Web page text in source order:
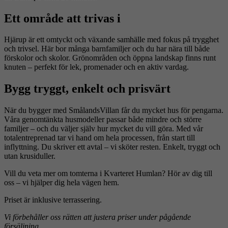
Ett område att trivas i
Hjärup är ett omtyckt och växande samhälle med fokus på trygghet
och trivsel. Här bor många barnfamiljer och du har nära till både
förskolor och skolor. Grönområden och öppna landskap finns runt
knuten – perfekt för lek, promenader och en aktiv vardag.
Bygg tryggt, enkelt och prisvärt
När du bygger med SmålandsVillan får du mycket hus för pengarna.
Våra genomtänkta husmodeller passar både mindre och större
familjer – och du väljer själv hur mycket du vill göra. Med vår
totalentreprenad tar vi hand om hela processen, från start till
inflyttning. Du skriver ett avtal – vi sköter resten. Enkelt, tryggt och
utan krusiduller.
Vill du veta mer om tomterna i Kvarteret Humlan? Hör av dig till
oss – vi hjälper dig hela vägen hem.
Priset är inklusive terrassering.
Vi förbehåller oss rätten att justera priser under pågående